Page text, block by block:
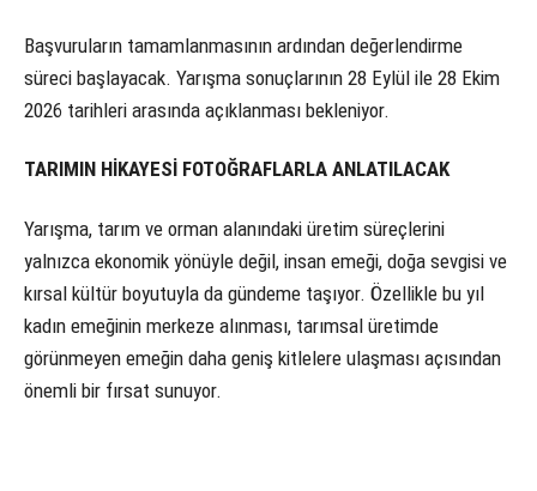
Başvuruların tamamlanmasının ardından değerlendirme
süreci başlayacak. Yarışma sonuçlarının 28 Eylül ile 28 Ekim
2026 tarihleri arasında açıklanması bekleniyor.
TARIMIN HİKAYESİ FOTOĞRAFLARLA ANLATILACAK
Yarışma, tarım ve orman alanındaki üretim süreçlerini
yalnızca ekonomik yönüyle değil, insan emeği, doğa sevgisi ve
kırsal kültür boyutuyla da gündeme taşıyor. Özellikle bu yıl
kadın emeğinin merkeze alınması, tarımsal üretimde
görünmeyen emeğin daha geniş kitlelere ulaşması açısından
önemli bir fırsat sunuyor.